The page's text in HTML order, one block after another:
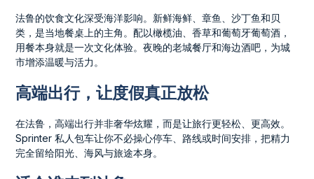
法鲁的饮食文化深受海洋影响。新鲜海鲜、章鱼、沙丁鱼和贝
类，是当地餐桌上的主角。配以橄榄油、香草和葡萄牙葡萄酒，
用餐本身就是一次文化体验。夜晚的老城餐厅和海边酒吧，为城
市增添温暖与活力。
高端出行，让度假真正放松
在法鲁，高端出行并非奢华炫耀，而是让旅行更轻松、更高效。
Sprinter 私人包车让你不必操心停车、路线或时间安排，把精力
完全留给阳光、海风与旅途本身。